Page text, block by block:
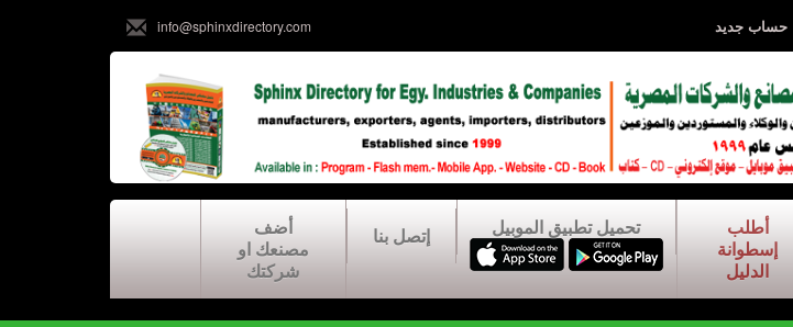
حساب جديد info@sphinxdirectory.com
أطلب
إسطوانة
الدليل
تحميل تطبيق الموبيل إتصل بنا
أضف
مصنعك او
شركتك